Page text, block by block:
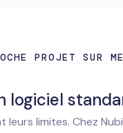
PROJET SUR
logiciel
limites. Chez